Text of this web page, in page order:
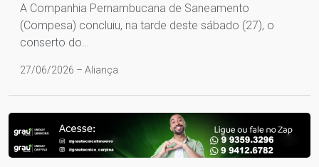
A Companhia Pernambucana de Saneamento
(Compesa) concluiu, na tarde deste sábado (27), o
conserto do…
27/06/2026 – Aliança